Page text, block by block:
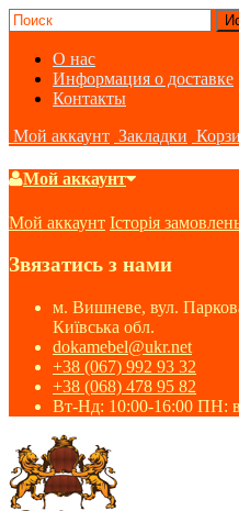
О нас
Информация о доставке
Контакты
Мой аккаунт Закладки
Мой аккаунт
Мой аккаунт Історія
Звязатись з нами
м. Вишневе, вул.
Київська обл.
dokamebel@ukr.net
+38 (067) 992 93 32
+38 (068) 478 95 82
Вт-Нд: 10:00-16:00 ПН: